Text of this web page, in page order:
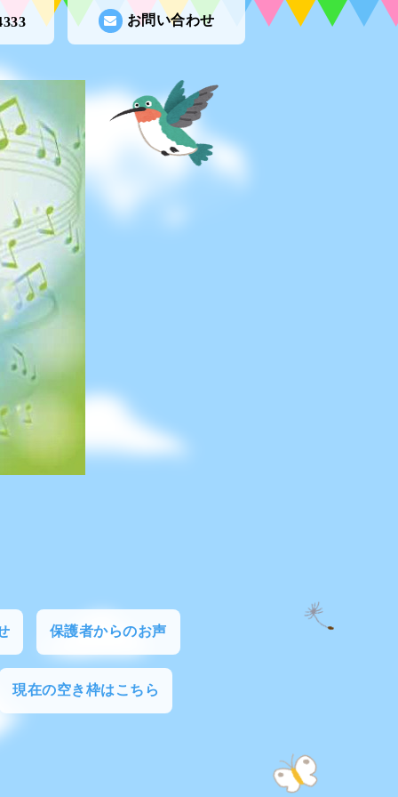
お問い合わせ
保護者からのお声
現在の空き枠はこちら